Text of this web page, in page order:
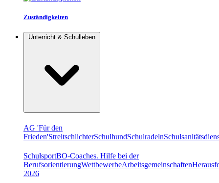
Zuständigkeiten
Unterricht & Schulleben
AG 'Für den
Frieden'StreitschlichterSchulhundSchulradeln
SchulsportBO-Coaches. Hilfe bei der
BerufsorientierungWettbewerbeArbeitsgemeinschaften
2026